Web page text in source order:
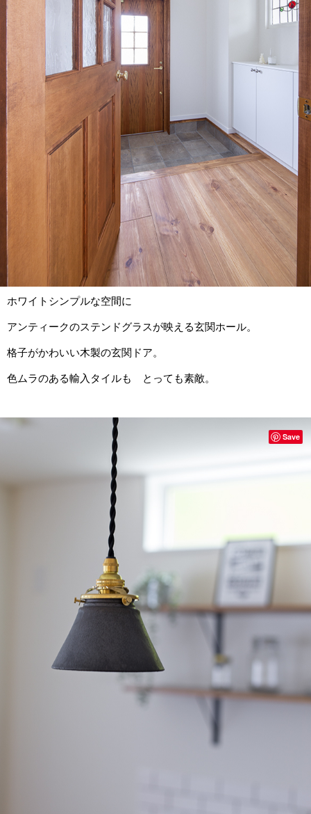
ホワイトシンプルな空間に
アンティークのステンドグラスが映える玄関ホール。
格子がかわいい木製の玄関ドア。
色ムラのある輸入タイルも とっても素敵。
Save